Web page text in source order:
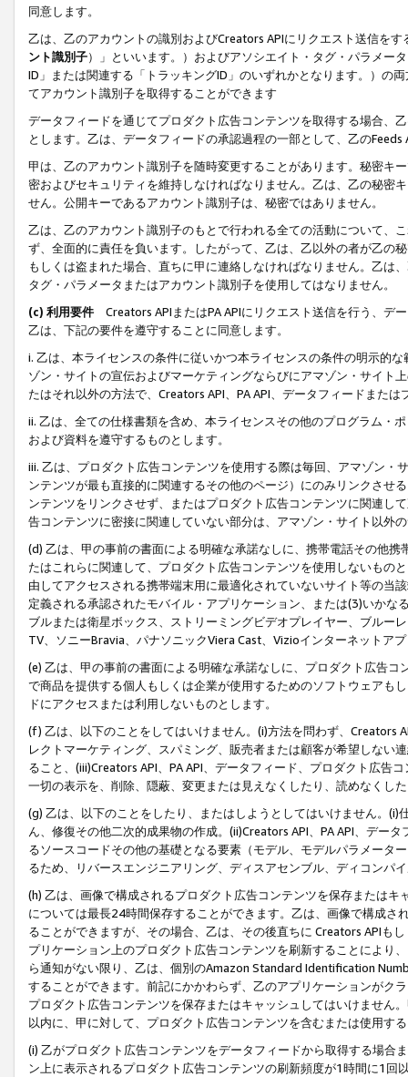
同意します。
乙は、乙のアカウントの識別およびCreators APIにリクエスト送信を
ント識別子）」といいます。）およびアソシエイト・タグ・パラメー
ID」または関連する「トラッキングID」のいずれかとなります。）の
てアカウント識別子を取得することができます
データフィードを通じてプロダクト広告コンテンツを取得する場合、
とします。乙は、データフィードの承認過程の一部として、乙の
甲は、乙のアカウント識別子を随時変更することがあります。秘密キ
密およびセキュリティを維持しなければなりません。乙は、乙の秘密
せん。公開キーであるアカウント識別子は、秘密ではありません。
乙は、乙のアカウント識別子のもとで行われる全ての活動について、
ず、全面的に責任を負います。したがって、乙は、乙以外の者が乙の
もしくは盗まれた場合、直ちに甲に連絡しなければなりません。乙は
タグ・パラメータまたはアカウント識別子を使用してはなりません。
(c) 利用要件 Creators APIまたはPA APIにリクエスト送信を行う、デ
乙は、下記の要件を遵守することに同意します。
i. 乙は、本ライセンスの条件に従いかつ本ライセンスの条件の明示的
ゾン・サイトの宣伝およびマーケティングならびにアマゾン・サイト
たはそれ以外の方法で、Creators API、PA API、データフィードまた
ii. 乙は、全ての仕様書類を含め、本ライセンスその他のプログラム・
および資料を遵守するものとします。
iii. 乙は、プロダクト広告コンテンツを使用する際は毎回、アマゾン
ンテンツが最も直接的に関連するその他のページ）にのみリンクさせ
ンテンツをリンクさせず、またはプロダクト広告コンテンツに関連し
告コンテンツに密接に関連していない部分は、アマゾン・サイト以外
(d) 乙は、甲の事前の書面による明確な承諾なしに、携帯電話その他
たはこれらに関連して、プロダクト広告コンテンツを使用しないもの
由してアクセスされる携帯端末用に最適化されていないサイト等の当
定義される承認されたモバイル・アプリケーション、または(3)いか
ブルまたは衛星ボックス、ストリーミングビデオプレイヤー、ブルー
TV、ソニーBravia、パナソニックViera Cast、Vizioインターネットア
(e) 乙は、甲の事前の書面による明確な承諾なしに、プロダクト広告
で商品を提供する個人もしくは企業が使用するためのソフトウェアも
ドにアクセスまたは利用しないものとします。
(f) 乙は、以下のことをしてはいけません。(i)方法を問わず、Creators
レクトマーケティング、スパミング、販売者または顧客が希望しない
ること、(iii)Creators API、PA API、データフィード、プロダクト広告
一切の表示を、削除、隠蔽、変更または見えなくしたり、読めなくし
(g) 乙は、以下のことをしたり、またはしようとしてはいけません。
ん、修復その他二次的成果物の作成。(ii)Creators API、PA API、デー
るソースコードその他の基礎となる要素（モデル、モデルパラメータ
るため、リバースエンジニアリング、ディスアセンブル、ディコンパ
(h) 乙は、画像で構成されるプロダクト広告コンテンツを保存または
については最長24時間保存することができます。乙は、画像で構成
ることができますが、その場合、乙は、その後直ちに Creators APIも
プリケーション上のプロダクト広告コンテンツを刷新することにより
ら通知がない限り、乙は、個別のAmazon Standard Identification
することができます。前記にかかわらず、乙のアプリケーションがク
プロダクト広告コンテンツを保存またはキャッシュしてはいけません
以内に、甲に対して、プロダクト広告コンテンツを含むまたは使用す
(i) 乙がプロダクト広告コンテンツをデータフィードから取得する場合
ン上に表示されるプロダクト広告コンテンツの刷新頻度が1時間に1